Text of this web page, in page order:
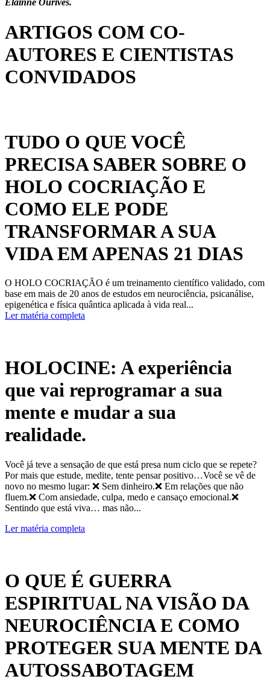
Elainne Ourives.
ARTIGOS COM CO-
AUTORES E CIENTISTAS
CONVIDADOS
TUDO O QUE VOCÊ
PRECISA SABER SOBRE O
HOLO COCRIAÇÃO E
COMO ELE PODE
TRANSFORMAR A SUA
VIDA EM APENAS 21 DIAS
O HOLO COCRIAÇÃO é um treinamento científico validado, com
base em mais de 20 anos de estudos em neurociência, psicanálise,
epigenética e física quântica aplicada à vida real...
Ler matéria completa
HOLOCINE: A experiência
que vai reprogramar a sua
mente e mudar a sua
realidade.
Você já teve a sensação de que está presa num ciclo que se repete?
Por mais que estude, medite, tente pensar positivo…Você se vê de
novo no mesmo lugar: ❌ Sem dinheiro.❌ Em relações que não
fluem.❌ Com ansiedade, culpa, medo e cansaço emocional.❌
Sentindo que está viva… mas não...
Ler matéria completa
O QUE É GUERRA
ESPIRITUAL NA VISÃO DA
NEUROCIÊNCIA E COMO
PROTEGER SUA MENTE DA
AUTOSSABOTAGEM